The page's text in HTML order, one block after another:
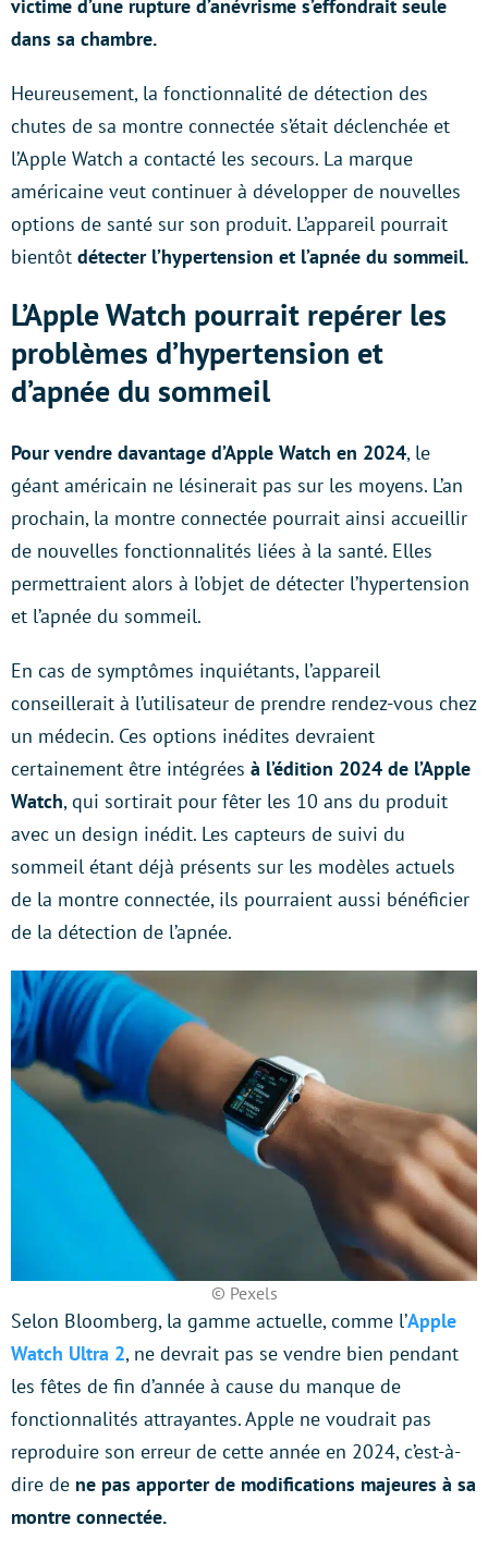
victime d’une rupture d’anévrisme s’effondrait seule
dans sa chambre.
Heureusement, la fonctionnalité de détection des
chutes de sa montre connectée s’était déclenchée et
l’Apple Watch a contacté les secours. La marque
américaine veut continuer à développer de nouvelles
options de santé sur son produit. L’appareil pourrait
bientôt détecter l’hypertension et l’apnée du sommeil.
L’Apple Watch pourrait repérer les
problèmes d’hypertension et
d’apnée du sommeil
Pour vendre davantage d’Apple Watch en 2024, le
géant américain ne lésinerait pas sur les moyens. L’an
prochain, la montre connectée pourrait ainsi accueillir
de nouvelles fonctionnalités liées à la santé. Elles
permettraient alors à l’objet de détecter l’hypertension
et l’apnée du sommeil.
En cas de symptômes inquiétants, l’appareil
conseillerait à l’utilisateur de prendre rendez-vous chez
un médecin. Ces options inédites devraient
certainement être intégrées à l’édition 2024 de l’Apple
Watch, qui sortirait pour fêter les 10 ans du produit
avec un design inédit. Les capteurs de suivi du
sommeil étant déjà présents sur les modèles actuels
de la montre connectée, ils pourraient aussi bénéficier
de la détection de l’apnée.
© Pexels
Selon Bloomberg, la gamme actuelle, comme l’Apple
Watch Ultra 2, ne devrait pas se vendre bien pendant
les fêtes de fin d’année à cause du manque de
fonctionnalités attrayantes. Apple ne voudrait pas
reproduire son erreur de cette année en 2024, c’est-à-
dire de ne pas apporter de modifications majeures à sa
montre connectée.